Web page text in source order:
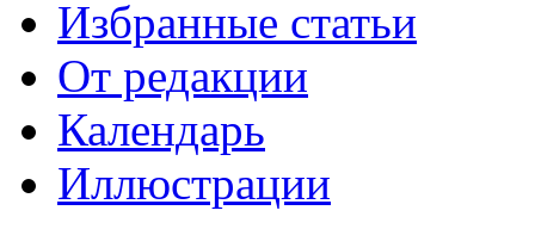
Избранные статьи
От редакции
Календарь
Иллюстрации